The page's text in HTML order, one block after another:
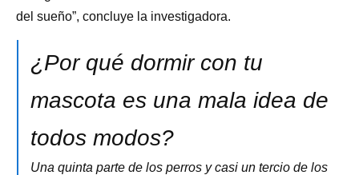
del sueño”, concluye la investigadora.
¿Por qué dormir con tu
mascota es una mala idea de
todos modos?
Una quinta parte de los perros y casi un tercio de los